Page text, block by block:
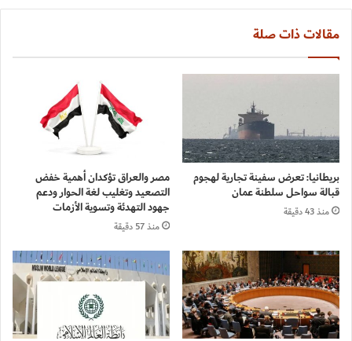
مقالات ذات صلة
بريطانيا: تعرض سفينة تجارية لهجوم
قبالة سواحل سلطنة عمان
منذ 43 دقيقة
مصر والعراق تؤكدان أهمية خفض
التصعيد وتغليب لغة الحوار ودعم
جهود التهدئة وتسوية الأزمات
منذ 57 دقيقة